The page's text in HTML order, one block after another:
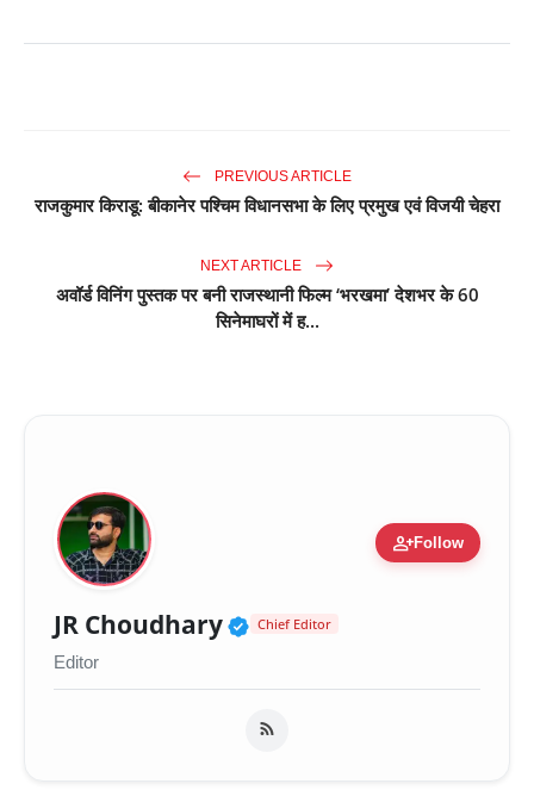
PREVIOUS ARTICLE
राजकुमार किराडू: बीकानेर पश्चिम विधानसभा के लिए प्रमुख एवं विजयी चेहरा
NEXT ARTICLE
अवॉर्ड विनिंग पुस्तक पर बनी राजस्थानी फिल्म ‘भरखमा’ देशभर के 60
सिनेमाघरों में ह...
person_addFollow
JR Choudhary Verified Public Figure
Chief Editor
Editor